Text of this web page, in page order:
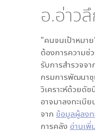
อ.อ่าว
"คนจนเป้าหมาย
ต้องการความช่
รับการสำรวจจา
กรมการพัฒนาชุ
วิเคราะห์ด้วยดั
อาจมาลงทะเบี
จาก ข้อมูลผู้ลงท
การคลัง อ่านเพิ่